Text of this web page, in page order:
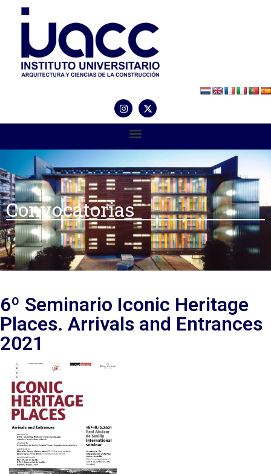
Convocatorias
6º Seminario Iconic Heritage
Places. Arrivals and Entrances
2021